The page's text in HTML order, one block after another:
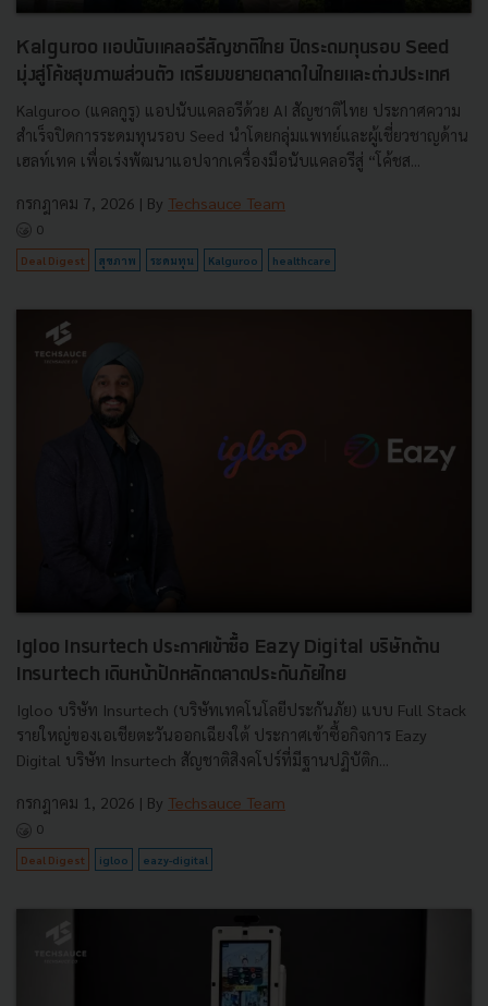
Kalguroo แอปนับแคลอรีสัญชาติไทย ปิดระดมทุนรอบ Seed
มุ่งสู่โค้ชสุขภาพส่วนตัว เตรียมขยายตลาดในไทยและต่างประเทศ
Kalguroo (แคลกูรู) แอปนับแคลอรีด้วย AI สัญชาติไทย ประกาศความ
สำเร็จปิดการระดมทุนรอบ Seed นำโดยกลุ่มแพทย์และผู้เชี่ยวชาญด้าน
เฮลท์เทค เพื่อเร่งพัฒนาแอปจากเครื่องมือนับแคลอรีสู่ “โค้ชส...
กรกฎาคม 7, 2026 | By Techsauce Team
0
Deal Digest สุขภาพ ระดมทุน Kalguroo healthcare
Igloo Insurtech ประกาศเข้าซื้อ Eazy Digital บริษัทด้าน
Insurtech เดินหน้าปักหลักตลาดประกันภัยไทย
Igloo บริษัท Insurtech (บริษัทเทคโนโลยีประกันภัย) แบบ Full Stack
รายใหญ่ของเอเชียตะวันออกเฉียงใต้ ประกาศเข้าซื้อกิจการ Eazy
Digital บริษัท Insurtech สัญชาติสิงคโปร์ที่มีฐานปฏิบัติก...
กรกฎาคม 1, 2026 | By Techsauce Team
0
Deal Digest igloo eazy-digital